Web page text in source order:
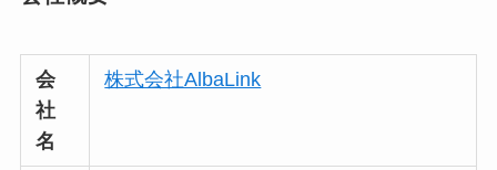
会
社
名
株式会社AlbaLink